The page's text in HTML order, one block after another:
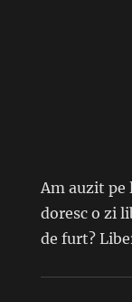
Am auzit pe
doresc o zi
de furt?